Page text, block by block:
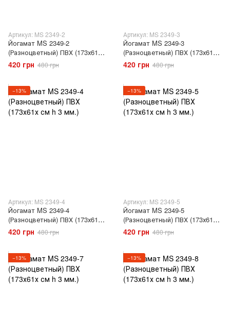
Артикул: MS 2349-2
Йогамат MS 2349-2
(Разноцветный) ПВХ (173х61х
см h 3 мм.)
420 грн 480 грн
Артикул: MS 2349-3
Йогамат MS 2349-3
(Разноцветный) ПВХ (173х61х
см h 3 мм.)
420 грн 480 грн
−13%
Артикул: MS 2349-4
Йогамат MS 2349-4
(Разноцветный) ПВХ (173х61х
см h 3 мм.)
420 грн 480 грн
−13%
Артикул: MS 2349-5
Йогамат MS 2349-5
(Разноцветный) ПВХ (173х61х
см h 3 мм.)
420 грн 480 грн
−13% −13%